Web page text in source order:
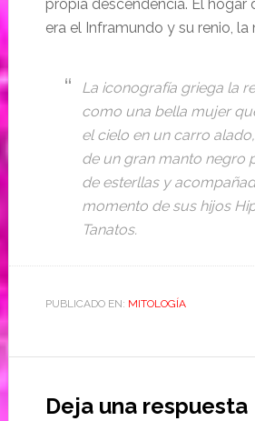
propia descendencia. El hogar
era el Inframundo y su renio, la
La iconografía griega la
como una bella mujer
el cielo en un carro
de un gran manto negro
de esterllas y
momento de sus hijos
Tanatos.
PUBLICADO EN: MITOLOGÍA
Deja una respuesta